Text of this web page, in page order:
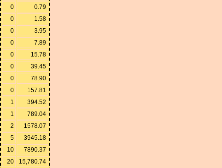
0
0.79
0
1.58
0
3.95
0
7.89
0
15.78
0
39.45
0
78.90
0
157.81
1
394.52
1
789.04
2
1578.07
5
3945.18
10
7890.37
20
15,780.74